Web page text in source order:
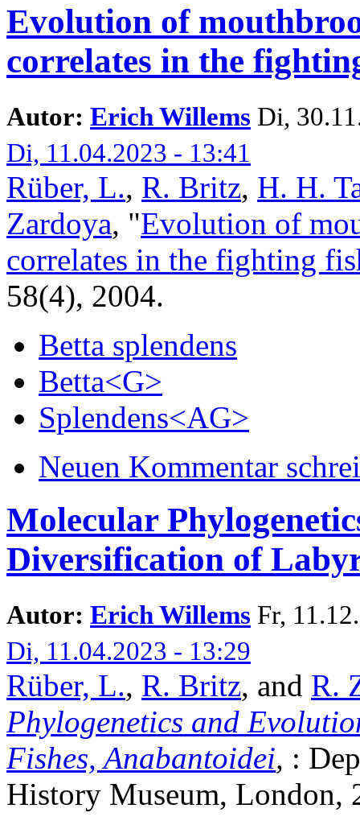
Evolution of
correlates in the
Autor: Erich Willems Di,
Di, 11.04.2023 - 13:41
Rüber, L., R. Britz, H. H.
Zardoya, "Evolution of
correlates in the fighting
58(4), 2004.
Betta splendens
Betta<G>
Splendens<AG>
Neuen Kommentar
Molecular
Diversification of
Autor: Erich Willems Fr,
Di, 11.04.2023 - 13:29
Rüber, L., R. Britz, and R.
Phylogenetics and
Fishes, Anabantoidei, :
History Museum, London,